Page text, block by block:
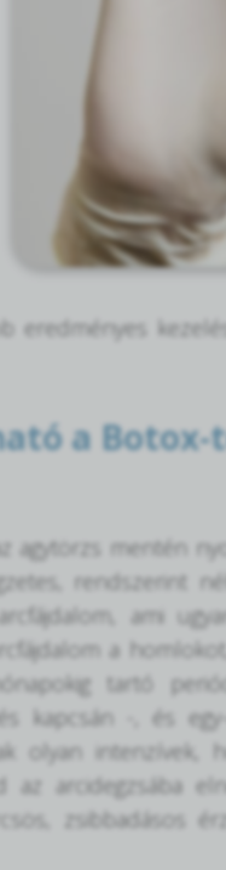
eredményes
a Botox-
agytörzs mentén
rendszerint
ami
a
tartó
kapcsán -, és
olyan intenzívek,
arcidegzsába
zsibbadásos